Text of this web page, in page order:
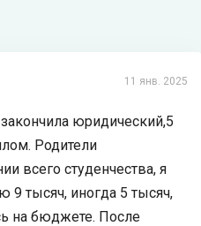
11 янв. 2025
юридический,5
Родители
всего студенчества, я
9 тысяч, иногда 5 тысяч,
на бюджете. После